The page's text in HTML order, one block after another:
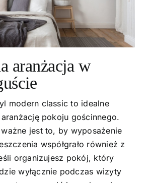
aranżacja w
modern classic to idealne
pokoju gościnnego.
jest to, by wyposażenie
współgrało również z
organizujesz pokój, który
wyłącznie podczas wizyty